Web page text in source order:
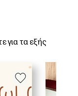
για τα εξής